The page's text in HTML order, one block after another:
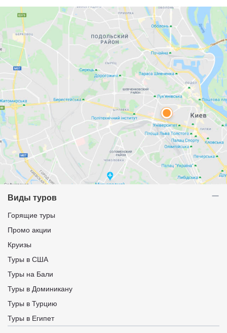
Виды туров
Горящие туры
Промо акции
Круизы
Туры в США
Туры на Бали
Туры в Доминикану
Туры в Турцию
Туры в Египет